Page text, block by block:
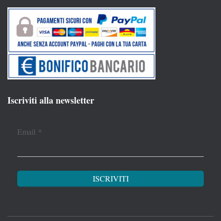
Iscriviti alla newsletter
Email *